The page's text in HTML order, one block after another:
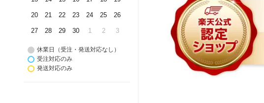
20 21 22 23 24 25 26
27 28 29 30 1 2 3
休業日（受注・発送対応なし）
受注対応のみ
発送対応のみ